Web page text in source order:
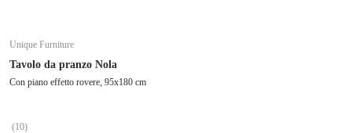
Unique Furniture
Tavolo da pranzo Nola
Con piano effetto rovere, 95x180 cm
(10)